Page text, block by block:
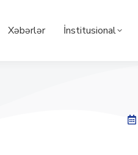
Xəbərlər İnstitusional